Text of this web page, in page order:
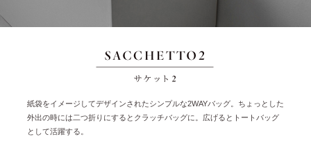
紙袋をイメージしてデザインされたシンプルな2WAYバッグ。ちょっとした
外出の時には二つ折りにするとクラッチバッグに。広げるとトートバッグ
として活躍する。